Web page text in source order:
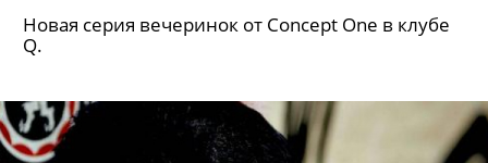
Новая серия вечеринок от Concept One в клубе
Q.